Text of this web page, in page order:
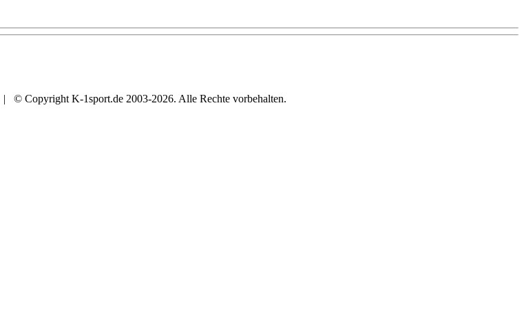
| © Copyright K-1sport.de 2003-2026. Alle Rechte vorbehalten.